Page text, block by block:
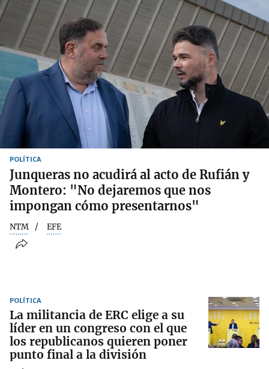
POLÍTICA
Junqueras no acudirá al acto de Rufián y
Montero: "No dejaremos que nos
impongan cómo presentarnos"
NTM EFE
POLÍTICA
La militancia de ERC elige a su
líder en un congreso con el que
los republicanos quieren poner
punto final a la división